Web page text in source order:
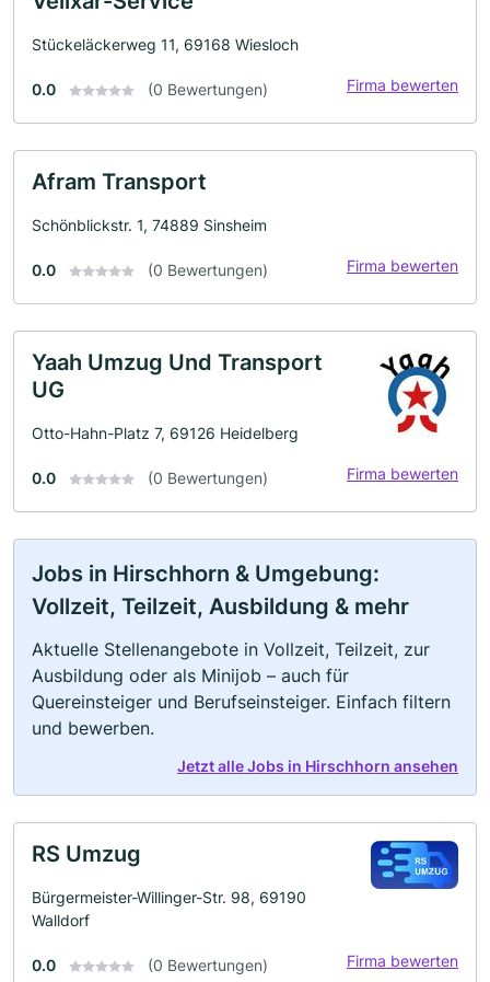
Stückeläckerweg 11, 69168 Wiesloch
0.0 (0 Bewertungen) Firma bewerten
Afram Transport
Schönblickstr. 1, 74889 Sinsheim
0.0 (0 Bewertungen) Firma bewerten
Yaah Umzug Und Transport
UG
Otto-Hahn-Platz 7, 69126 Heidelberg
0.0 (0 Bewertungen) Firma bewerten
Jobs in Hirschhorn & Umgebung:
Vollzeit, Teilzeit, Ausbildung & mehr
Aktuelle Stellenangebote in Vollzeit, Teilzeit, zur
Ausbildung oder als Minijob – auch für
Quereinsteiger und Berufseinsteiger. Einfach filtern
und bewerben.
Jetzt alle Jobs in Hirschhorn ansehen
RS Umzug
Bürgermeister-Willinger-Str. 98, 69190
Walldorf
0.0 (0 Bewertungen) Firma bewerten